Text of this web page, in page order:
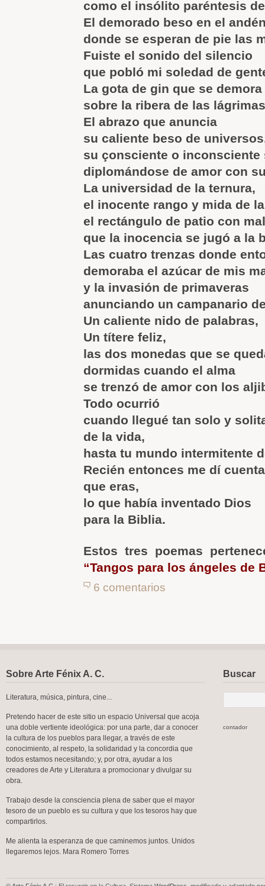
como el insólito paréntesis
El demorado beso en el
donde se esperan de pie las
Fuiste el sonido del silencio
que pobló mi soledad de
La gota de gin que se demora
sobre la ribera de las
El abrazo que anuncia
su caliente beso de
su çonsciente o inconsciente
diplomándose de amor con
La universidad de la ternura,
el inocente rango y mida de
el rectángulo de patio con
que la inocencia se jugó a la
Las cuatro trenzas donde
demoraba el azúcar de mis
y la invasión de primaveras
anunciando un campanario
Un caliente nido de palabras,
Un títere feliz,
las dos monedas que se
dormidas cuando el alma
se trenzó de amor con los
Todo ocurrió
cuando llegué tan solo y
de la vida,
hasta tu mundo intermitente
Recién entonces me dí cuenta
que eras,
lo que había inventado Dios
para la Biblia.
Estos tres poemas
“Tangos para los ángeles de
6 comentarios
Sobre Arte Fénix A. C.
Literatura, música, pintura, cine...
Pretendo hacer de este sitio un espacio Universal que acoja
una doble vertiente ideológica: por una parte, dar a conocer
la cultura de los pueblos para llegar, a través de este
conocimiento, al respeto, la solidaridad y la concordia que
todos estamos necesitando; y, por otra, ayudar a los
creadores de Arte y Literatura a promocionar y divulgar su
obra.
Trabajo desde la consciencia plena de saber que el mayor
tesoro de un pueblo es su cultura y que los tesoros hay que
compartirlos.
Me alienta la esperanza de que caminemos juntos. Unidos
llegaremos lejos. Mara Romero Torres
Buscar
contador